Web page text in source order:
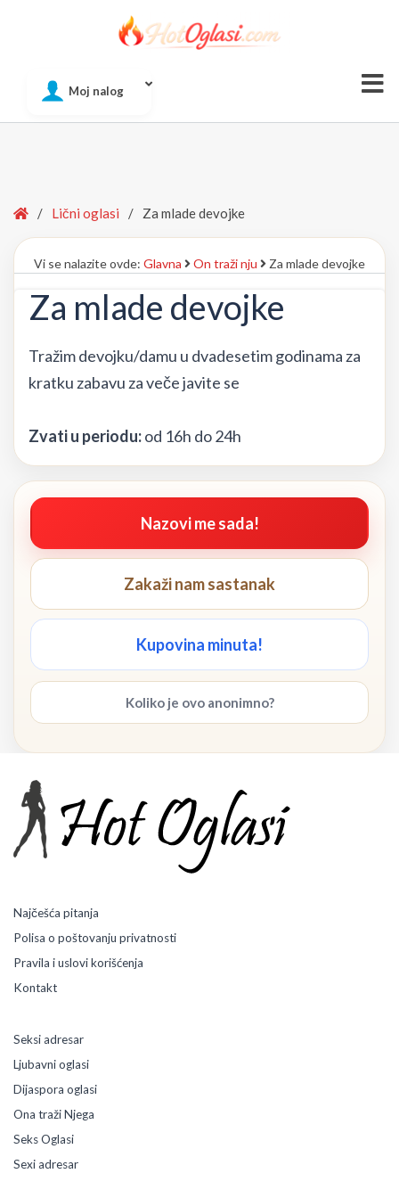
Moj nalog
Home
/ Lični oglasi / Za mlade devojke
Vi se nalazite ovde: Glavna On traži nju Za mlade devojke
Za mlade devojke
Tražim devojku/damu u dvadesetim godinama za
kratku zabavu za veče javite se
Zvati u periodu:od 16h do 24h
Nazovi me sada!
Zakaži nam sastanak
Kupovina minuta!
Koliko je ovo anonimno?
Najčešća pitanja
Polisa o poštovanju privatnosti
Pravila i uslovi korišćenja
Kontakt
Seksi adresar
Ljubavni oglasi
Dijaspora oglasi
Ona traži Njega
Seks Oglasi
Sexi adresar